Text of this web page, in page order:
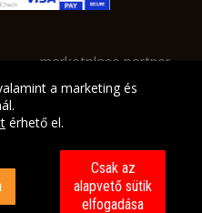
marketplace partner
a marketing és
érhető el.
Csak az
alapvető sütik
elfogadása